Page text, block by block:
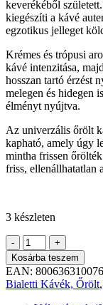
keverékéből
kiegészíti a kávé
egzotikus jelleget
Krémes és trópusi
kávé intenzitása,
hosszan tartó érzést
melegen és hidegen
élményt nyújtva.
Az univerzális őrölt
kapható, amely úgy
mintha frissen
friss, ellenállhatatlan
3 készleten
-
BIALETTI
Perfetto
Moka
Kókusz
ízű
+
Kosárba teszem
EAN:
Bialetti Kávék, Őrölt,